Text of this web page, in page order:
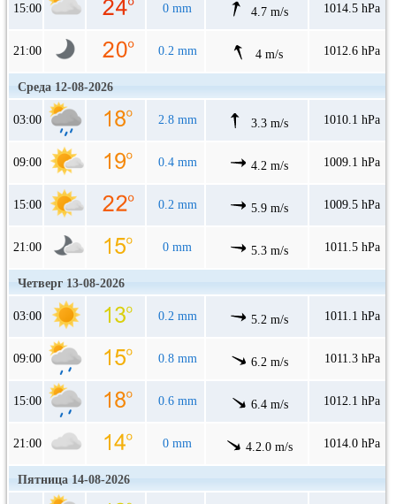
15:00 0 mm 4.7 m/s 1014.5 hPa
21:00 0.2 mm 4 m/s 1012.6 hPa
Среда 12-08-2026
03:00 2.8 mm 3.3 m/s 1010.1 hPa
09:00 0.4 mm 4.2 m/s 1009.1 hPa
15:00 0.2 mm 5.9 m/s 1009.5 hPa
21:00 0 mm 5.3 m/s 1011.5 hPa
Четверг 13-08-2026
03:00 0.2 mm 5.2 m/s 1011.1 hPa
09:00 0.8 mm 6.2 m/s 1011.3 hPa
15:00 0.6 mm 6.4 m/s 1012.1 hPa
21:00 0 mm 4.2.0 m/s 1014.0 hPa
Пятница 14-08-2026